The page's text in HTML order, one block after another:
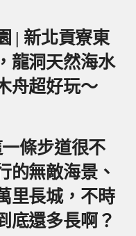
| 新北貢寮東
龍洞天然海水
舟超好玩～
條步道很不
的無敵海景、
里長城，不時
底還多長啊？